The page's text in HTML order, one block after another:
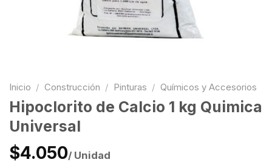
Inicio / Construcción / Pinturas / Químicos y Accesorios
Hipoclorito de Calcio 1 kg Quimica
Universal
$4.050/ Unidad